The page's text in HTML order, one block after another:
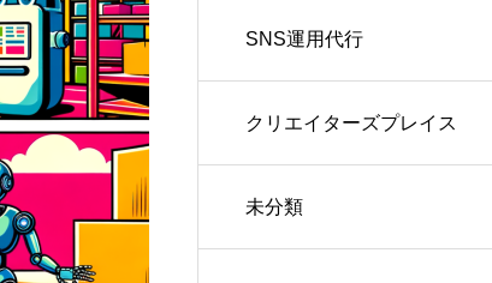
SNS運用代行
クリエイターズプレイス
未分類